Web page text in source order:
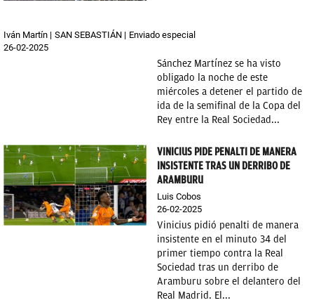
Iván Martín SAN SEBASTIÁN
Enviado especial
26-02-2025
Sánchez Martínez se ha visto
obligado la noche de este
miércoles a detener el partido de
ida de la semifinal de la Copa del
Rey entre la Real Sociedad...
VINICIUS PIDE PENALTI DE MANERA
INSISTENTE TRAS UN DERRIBO DE
ARAMBURU
Luis Cobos
26-02-2025
Vinicius pidió penalti de manera
insistente en el minuto 34 del
primer tiempo contra la Real
Sociedad tras un derribo de
Aramburu sobre el delantero del
Real Madrid. El...